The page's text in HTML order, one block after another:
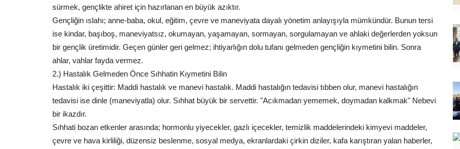
sürmek, gençlikte ahiret için hazırlanan en büyük azıktır.
Gençliğin ıslahı; anne-baba, okul, eğitim, çevre ve maneviyata dayalı yönetim anlayışıyla mümkündür. Bunun tersi
ise kindar, başıboş, maneviyatsız, okumayan, yaşamayan, sormayan, sorgulamayan ve ahlaki değerlerden yoksun
bir gençlik üretimidir. Geçen günler geri gelmez; ihtiyarlığın dolu tufanı gelmeden gençliğin kıymetini bilin. Sonra
ahlar, vahlar fayda vermez.
2.) Hastalık Gelmeden Önce Sıhhatin Kıymetini Bilin
Hastalık iki çeşittir: Maddi hastalık ve manevi hastalık. Maddi hastalığın tedavisi tıbben olur, manevi hastalığın
tedavisi ise dinle (maneviyatla) olur. Sıhhat büyük bir servettir. "Acıkmadan yememek, doymadan kalkmak" Nebevi
bir ikazdır.
Sıhhati bozan etkenler arasında; hormonlu yiyecekler, gazlı içecekler, temizlik maddelerindeki kimyevi maddeler,
çevre ve hava kirliliği, düzensiz beslenme, sosyal medya, ekranlardaki çirkin diziler, kafa karıştıran yalan haberler,